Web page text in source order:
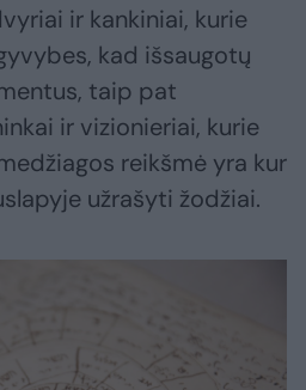
ir kankiniai, kurie
kad išsaugotų
taip pat
ir vizionieriai, kurie
reikšmė yra kur
užrašyti žodžiai.